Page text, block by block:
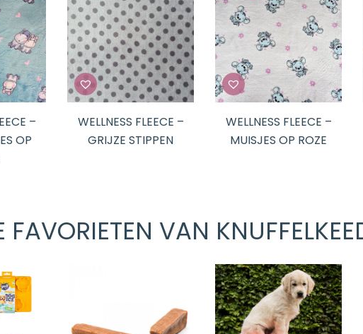
–
OP
WELLNESS FLEECE –
GRIJZE STIPPEN
WELLNESS FLEECE –
MUISJES OP ROZE
FAVORIETEN VAN